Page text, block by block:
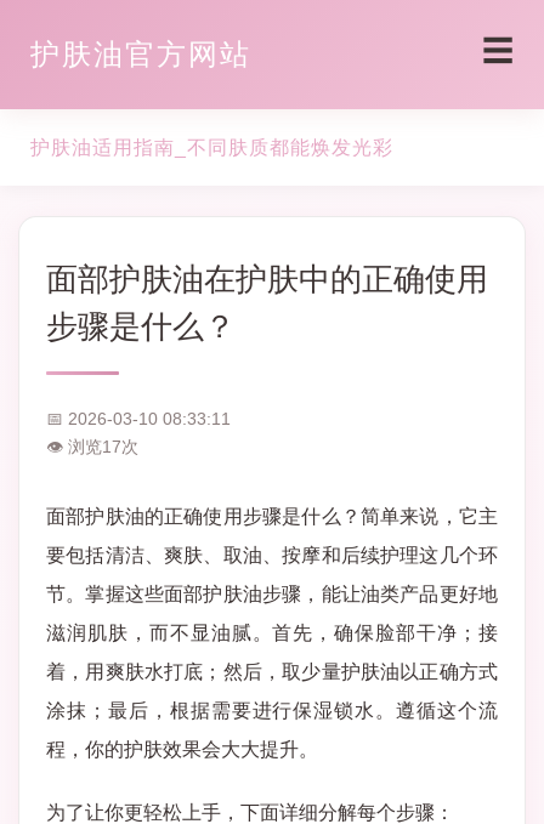
护肤油官方网站 ☰
护肤油适用指南_不同肤质都能焕发光彩
面部护肤油在护肤中的正确使用
步骤是什么？
📅 2026-03-10 08:33:11
👁 浏览17次
面部护肤油的正确使用步骤是什么？简单来说，它主
要包括清洁、爽肤、取油、按摩和后续护理这几个环
节。掌握这些面部护肤油步骤，能让油类产品更好地
滋润肌肤，而不显油腻。首先，确保脸部干净；接
着，用爽肤水打底；然后，取少量护肤油以正确方式
涂抹；最后，根据需要进行保湿锁水。遵循这个流
程，你的护肤效果会大大提升。
为了让你更轻松上手，下面详细分解每个步骤：